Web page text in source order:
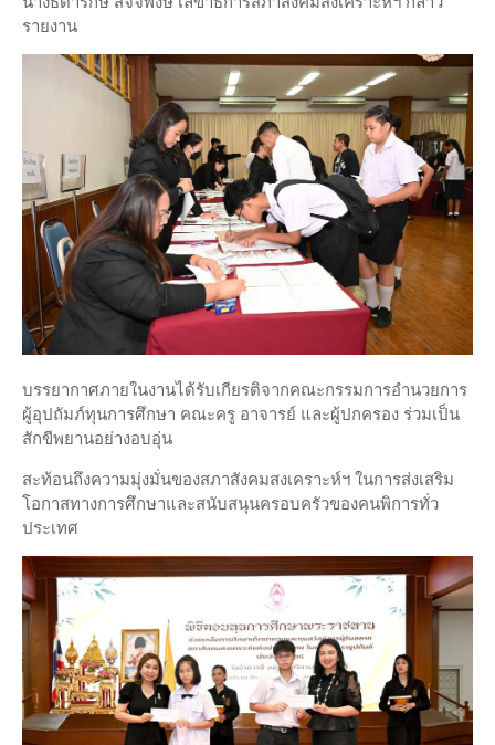
รายงาน
บรรยากาศภายในงานได้รับเกียรติจากคณะกรรมการอำนวยการ
ผู้อุปถัมภ์ทุนการศึกษา คณะครู อาจารย์ และผู้ปกครอง ร่วมเป็น
สักขีพยานอย่างอบอุ่น
สะท้อนถึงความมุ่งมั่นของสภาสังคมสงเคราะห์ฯ ในการส่งเสริม
โอกาสทางการศึกษาและสนับสนุนครอบครัวของคนพิการทั่ว
ประเทศ